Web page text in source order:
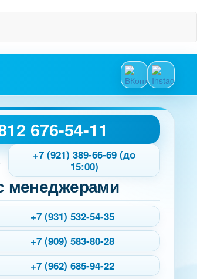
676-54-11
+7 (921) 389-66-69 (до
15:00)
менеджерами
+7 (931) 532-54-35
+7 (909) 583-80-28
+7 (962) 685-94-22